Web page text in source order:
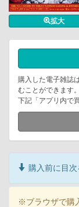
拡大
購入した電子雑誌
むことができます
下記「アプリ内で
購入前に目
※ブラウザで購